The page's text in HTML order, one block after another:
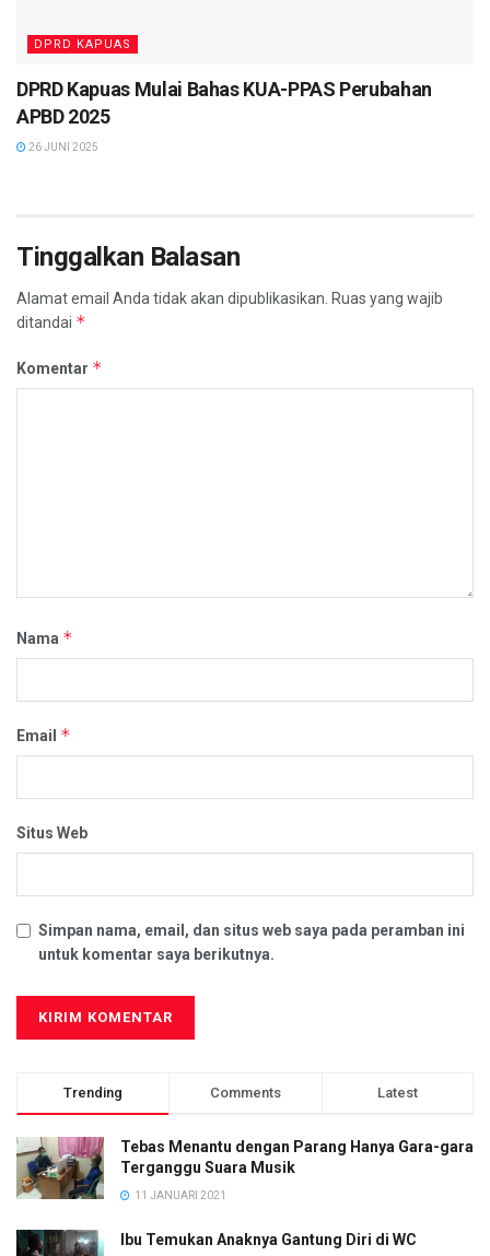
DPRD KAPUAS
DPRD Kapuas Mulai Bahas KUA-PPAS Perubahan
APBD 2025
26 JUNI 2025
Tinggalkan Balasan
Alamat email Anda tidak akan dipublikasikan. Ruas yang wajib
ditandai *
Komentar *
Nama *
Email *
Situs Web
Simpan nama, email, dan situs web saya pada peramban ini
untuk komentar saya berikutnya.
Trending Comments Latest
Tebas Menantu dengan Parang Hanya Gara-gara
Terganggu Suara Musik
11 JANUARI 2021
Ibu Temukan Anaknya Gantung Diri di WC